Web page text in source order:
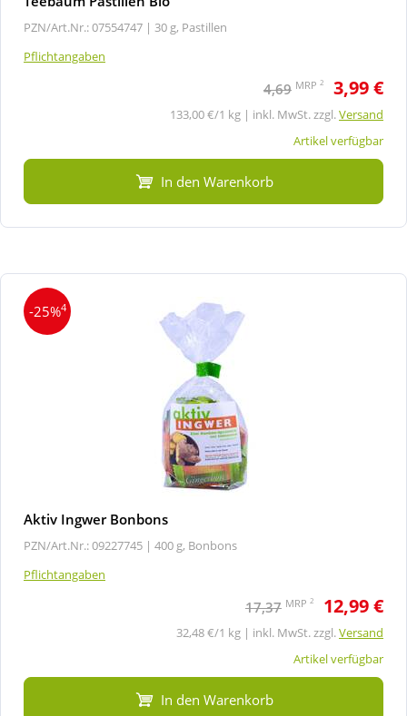
PZN/Art.Nr.: 07554747 | 30 g, Pastillen
Pflichtangaben
4,69 MRP 2 3,99 €
133,00 €/1 kg | inkl. MwSt. zzgl.Versand
Artikel verfügbar
In den Warenkorb
-25%4
Aktiv Ingwer Bonbons
PZN/Art.Nr.: 09227745 | 400 g, Bonbons
Pflichtangaben
17,37 MRP 2 12,99 €
32,48 €/1 kg | inkl. MwSt. zzgl.Versand
Artikel verfügbar
In den Warenkorb